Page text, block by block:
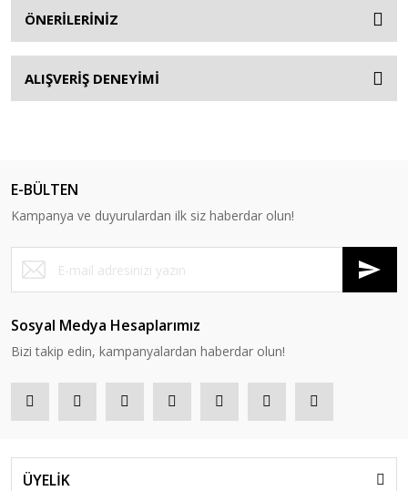
ÖNERİLERİNİZ
ALIŞVERİŞ DENEYİMİ
E-BÜLTEN
Kampanya ve duyurulardan ilk siz haberdar olun!
Sosyal Medya Hesaplarımız
Bizi takip edin, kampanyalardan haberdar olun!
ÜYELİK